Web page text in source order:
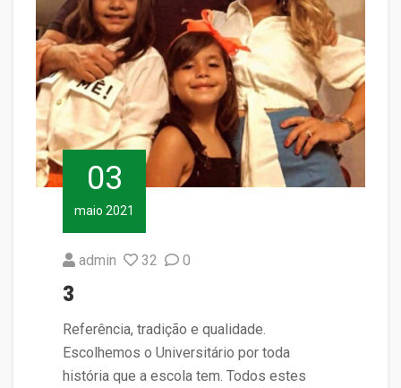
03
maio 2021
admin 32 0
3
Referência, tradição e qualidade.
Escolhemos o Universitário por toda
história que a escola tem. Todos estes